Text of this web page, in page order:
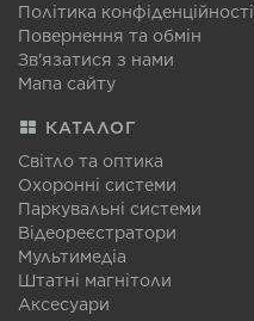
Політика конфіденційності
Повернення та обмін
Зв'язатися з нами
Мапа сайту
КАТАЛОГ
Світло та оптика
Охоронні системи
Паркувальні системи
Відеореєстратори
Мультимедіа
Штатні магнітоли
Аксесуари